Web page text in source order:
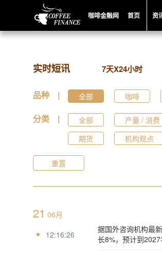
咖啡金融网 首页 资
实时短讯 7天X24小时
品种 | 全部 咖啡
分类 | 全部 产量 / 消费
期货
机构观点
重置
21 06月
12:16:26
据国外咨询机构最
长8%，预计到